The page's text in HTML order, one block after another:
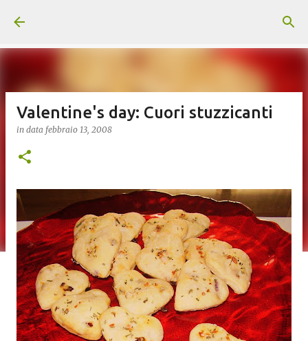
Valentine's day: Cuori stuzzicanti
in data febbraio 13, 2008